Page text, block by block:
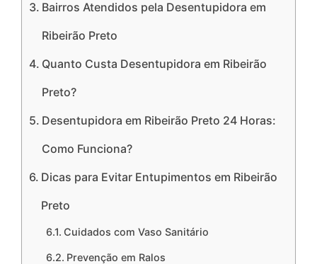
Bairros Atendidos pela Desentupidora em
Ribeirão Preto
Quanto Custa Desentupidora em Ribeirão
Preto?
Desentupidora em Ribeirão Preto 24 Horas:
Como Funciona?
Dicas para Evitar Entupimentos em Ribeirão
Preto
Cuidados com Vaso Sanitário
Prevenção em Ralos